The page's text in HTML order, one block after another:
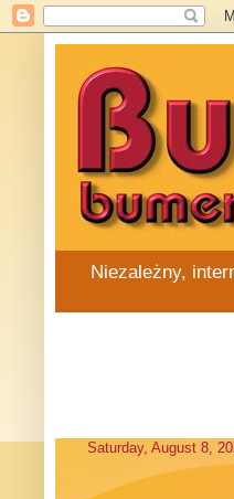
Niezależny,